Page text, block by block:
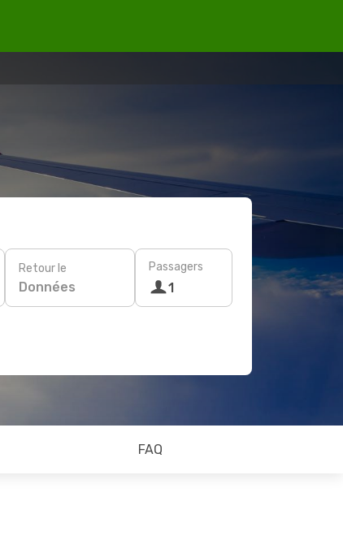
Retour le
Données
Passagers
1
FAQ